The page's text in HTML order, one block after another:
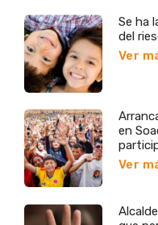
Se ha
del
Ver
en
Ver